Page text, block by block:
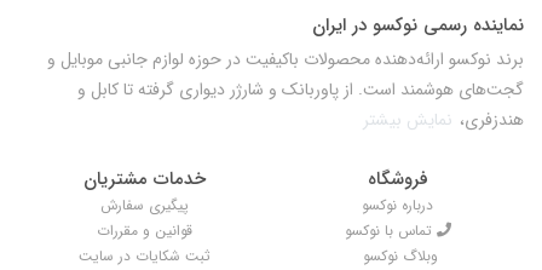
نماینده رسمی نوکسو در ایران
برند نوکسو ارائه‌دهنده محصولات باکیفیت در حوزه لوازم جانبی موبایل و
گجت‌های هوشمند است. از پاوربانک و شارژر دیواری گرفته تا کابل و
هندزفری، نمایش بیشتر
فروشگاه
درباره نوکسو
تماس با نوکسو
وبلاگ نوکسو
خدمات مشتریان
پیگیری سفارش
قوانین و مقررات
ثبت شکایات در سایت